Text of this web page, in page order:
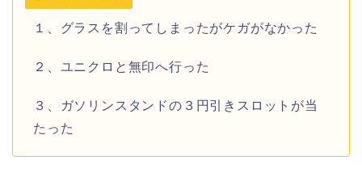
１、グラスを割ってしまったがケガがなかった
２、ユニクロと無印へ行った
３、ガソリンスタンドの３円引きスロットが当
たった